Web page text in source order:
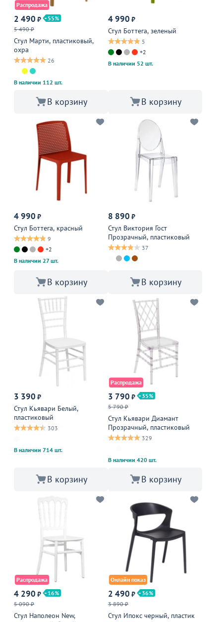
Распродажа
2 490 ₽
55
5 490 ₽
Стул Марти, пластиковый,
охра
26
В наличии 112 шт.
В корзину
4 990 ₽
Стул Боттега, зеленый
5
+2
В наличии 52 шт.
В корзину
4 990 ₽
Стул Боттега, красный
9
+2
В наличии 27 шт.
В корзину
8 890 ₽
Стул Виктория Гост
Прозрачный, пластиковый
37
В корзину
3 390 ₽
Стул Кьявари Белый,
пластиковый
303
В наличии 714 шт.
В корзину
Распродажа
3 790 ₽
35
5 790 ₽
Стул Кьявари Диамант
Прозрачный, пластиковый
329
В наличии 420 шт.
В корзину
Распродажа
4 290 ₽
16
5 090 ₽
Стул Наполеон New,
Онлайн показ
2 490 ₽
36
3 890 ₽
Стул Ипокс черный, пластик